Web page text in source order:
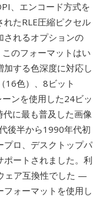
、エンコード方式を
たRLE圧縮ピクセル
されるオプションの
のフォーマットはい
加する色深度に対応し
16色）、8ビット
ンを使用した24ビッ
代に最も普及した画像
後半から1990年代初
プロ、デスクトップパ
ポートされました。利
ェア互換性でした —
ォーマットを使用し